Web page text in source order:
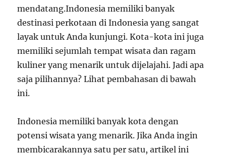
mendatang.Indonesia memiliki banyak
destinasi perkotaan di Indonesia yang sangat
layak untuk Anda kunjungi. Kota-kota ini juga
memiliki sejumlah tempat wisata dan ragam
kuliner yang menarik untuk dijelajahi. Jadi apa
saja pilihannya? Lihat pembahasan di bawah
ini.
Indonesia memiliki banyak kota dengan
potensi wisata yang menarik. Jika Anda ingin
membicarakannya satu per satu, artikel ini